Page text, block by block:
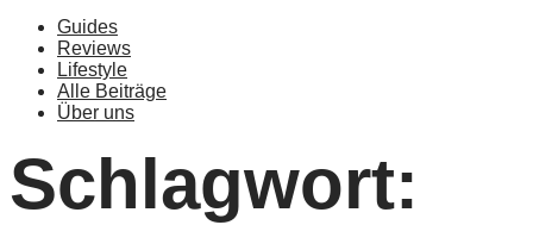
Guides
Reviews
Lifestyle
Alle Beiträge
Über uns
Schlagwort: